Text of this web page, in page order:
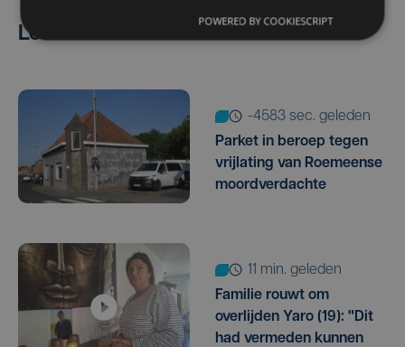
Lees ook
-4583 sec. geleden
Parket in beroep tegen
vrijlating van Roemeense
moordverdachte
11 min. geleden
Familie rouwt om
overlijden Yaro (19): "Dit
had vermeden kunnen
POWERED BY COOKIESCRIPT